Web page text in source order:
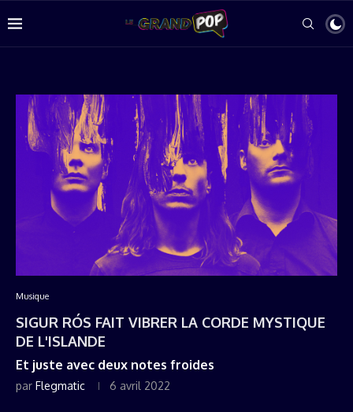
Musique
SIGUR RÓS FAIT VIBRER LA CORDE MYSTIQUE
DE L'ISLANDE
Et juste avec deux notes froides
par Flegmatic 6 avril 2022